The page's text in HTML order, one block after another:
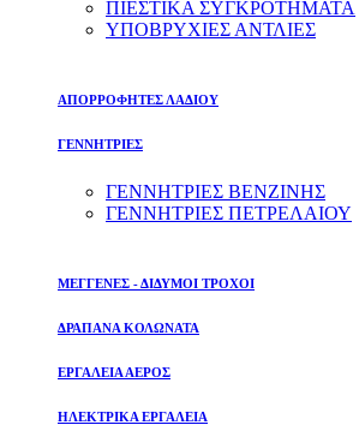
ΠΙΕΣΤΙΚΑ ΣΥΓΚΡΟΤΗΜΑΤΑ
ΥΠΟΒΡΥΧΙΕΣ ΑΝΤΛΙΕΣ
ΑΠΟΡΡΟΦΗΤΕΣ ΛΑΔΙΟΥ
ΓΕΝΝΗΤΡΙΕΣ
ΓΕΝΝΗΤΡΙΕΣ ΒΕΝΖΙΝΗΣ
ΓΕΝΝΗΤΡΙΕΣ ΠΕΤΡΕΛΑΙΟΥ
ΜΕΓΓΕΝΕΣ - ΔΙΔΥΜΟΙ ΤΡΟΧΟΙ
ΔΡΑΠΑΝΑ ΚΟΛΩΝΑΤΑ
ΕΡΓΑΛΕΙΑ ΑΕΡΟΣ
ΗΛΕΚΤΡΙΚΑ ΕΡΓΑΛΕΙΑ